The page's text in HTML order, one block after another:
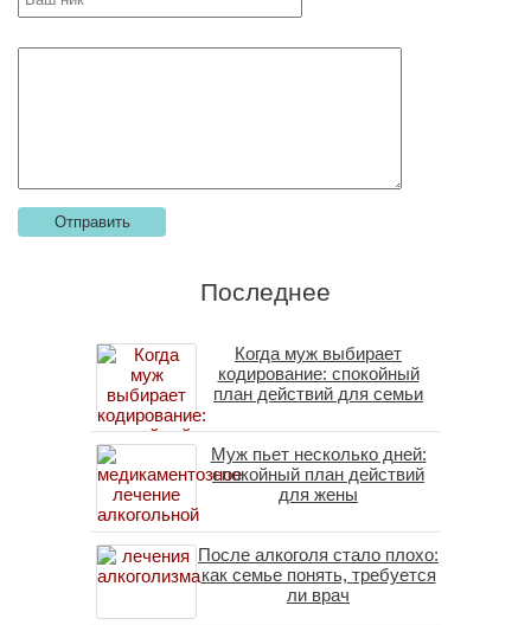
Последнее
Когда муж выбирает
кодирование: спокойный
план действий для семьи
Муж пьет несколько дней:
спокойный план действий
для жены
После алкоголя стало плохо:
как семье понять, требуется
ли врач